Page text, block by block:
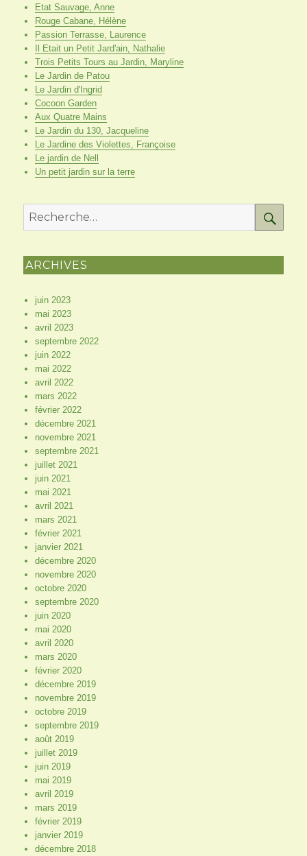
Etat Sauvage, Anne
Rouge Cabane, Hélène
Passion Terrasse, Laurence
Il Etait un Petit Jard'ain, Nathalie
Trois Petits Tours au Jardin, Maryline
Le Jardin de Patou
Le Jardin d'Ingrid
Cocoon Garden
Aux Quatre Mains
Le Jardin du 130, Jacqueline
Le Jardine des Violettes, Françoise
Le jardin de Nell
Un petit jardin sur la terre
Recherche
pour
ARCHIVES
juin 2023
mai 2023
avril 2023
septembre 2022
juin 2022
mai 2022
avril 2022
mars 2022
février 2022
décembre 2021
novembre 2021
septembre 2021
juillet 2021
juin 2021
mai 2021
avril 2021
mars 2021
février 2021
janvier 2021
décembre 2020
novembre 2020
octobre 2020
septembre 2020
juin 2020
mai 2020
avril 2020
mars 2020
février 2020
décembre 2019
novembre 2019
octobre 2019
septembre 2019
août 2019
juillet 2019
juin 2019
mai 2019
avril 2019
mars 2019
février 2019
janvier 2019
décembre 2018